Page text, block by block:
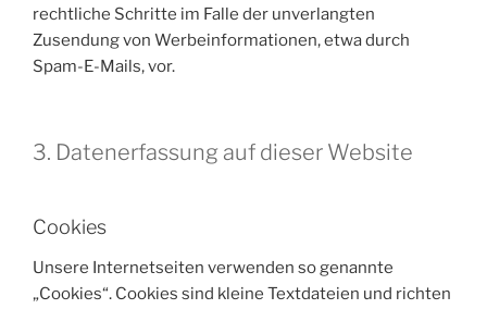
rechtliche Schritte im Falle der unverlangten
Zusendung von Werbeinformationen, etwa durch
Spam-E-Mails, vor.
3. Datenerfassung auf dieser Website
Cookies
Unsere Internetseiten verwenden so genannte
„Cookies“. Cookies sind kleine Textdateien und richten